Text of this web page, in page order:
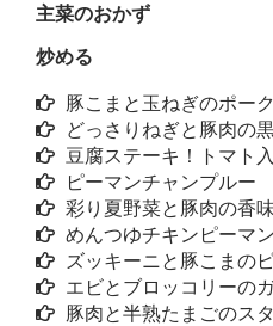
主菜のおかず
炒める
豚こまと玉ねぎのポー
どっさりねぎと豚肉の
豆腐ステーキ！トマト
ピーマンチャンプルー
彩り夏野菜と豚肉の香
めんつゆチキンピーマン
ズッキーニと豚こまの
エビとブロッコリーの
豚肉と半熟たまごのス